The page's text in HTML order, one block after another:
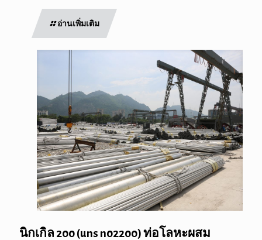
อ่านเพิ่มเติม
นิกเกิล 200 (uns n02200) ท่อโลหะผสม